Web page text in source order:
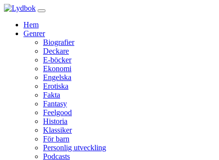
Hem
Genrer
Biografier
Deckare
E-böcker
Ekonomi
Engelska
Erotiska
Fakta
Fantasy
Feelgood
Historia
Klassiker
För barn
Personlig utveckling
Podcasts